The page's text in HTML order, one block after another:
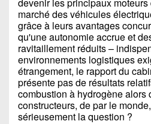
marché des véhicules
grâce à leurs avantages
qu'une autonomie accrue et
ravitaillement réduits –
environnements logistiques
étrangement, le rapport du
présente pas de résultats
combustion à hydrogène alors
constructeurs, de par le
sérieusement la question ?